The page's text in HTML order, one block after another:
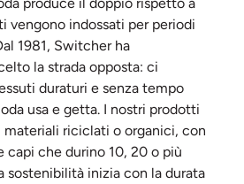
vengono indossati per periodi
1981, Switcher ha
la strada opposta: ci
duraturi e senza tempo
usa e getta. I nostri prodotti
materiali riciclati o organici, con
capi che durino 10, 20 o più
sostenibilità inizia con la durata